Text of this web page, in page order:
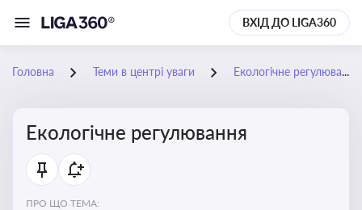
ВХІД ДО LIGA360
Головна Теми в центрі уваги Екологічне регулювання
Екологічне регулювання
ПРО ЩО ТЕМА: